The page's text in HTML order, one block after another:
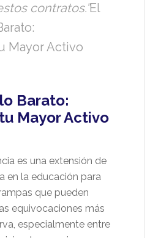
contratos.”El
Mayor Activo
Barato:
Mayor Activo
es una extensión de
en la educación para
que pueden
equivocaciones más
especialmente entre